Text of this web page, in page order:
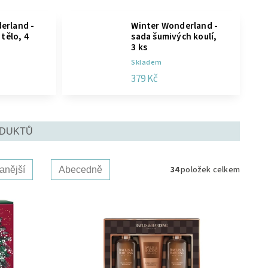
-
tělo, 4
Winter Wonderland -
sada šumivých koulí,
3 ks
Skladem
379 Kč
Abecedně 34položek celkem